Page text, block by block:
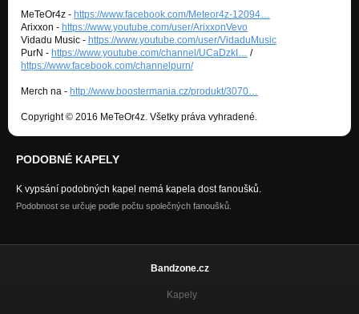
MeTeOr4z - https://www.facebook.com/Meteor4z-12094…
Arixxon - https://www.youtube.com/user/ArixxonVevo
Vidadu Music - https://www.youtube.com/user/VidaduMusic
PurN - https://www.youtube.com/channel/UCaDzkI…
/
https://www.facebook.com/channelpurn/
Merch na - http://www.boostermania.cz/produkt/3070…
Copyright © 2016 MeTeOr4z. Všetky práva vyhradené.
PODOBNÉ KAPELY
K vypsání podobných kapel nemá kapela dost fanoušků.
Podobnost se určuje podle počtu společných fanoušků.
Bandzone.cz
Kapely